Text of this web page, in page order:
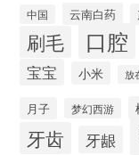
中国 云南白药
刷毛 口腔
宝宝 小米 放
月子 梦幻西游
牙齿 牙龈